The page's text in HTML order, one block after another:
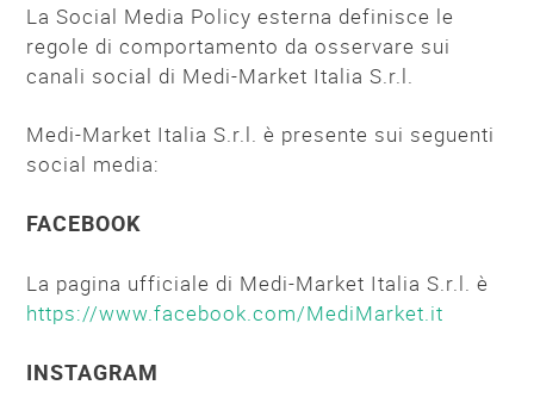
La Social Media Policy esterna definisce le
regole di comportamento da osservare sui
canali social di Medi-Market Italia S.r.l.
Medi-Market Italia S.r.l. è presente sui seguenti
social media:
FACEBOOK
La pagina ufficiale di Medi-Market Italia S.r.l. è
https://www.facebook.com/MediMarket.it
INSTAGRAM